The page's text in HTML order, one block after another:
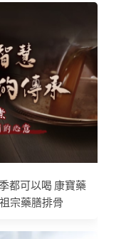
都可以喝 康寶藥
宗藥膳排骨